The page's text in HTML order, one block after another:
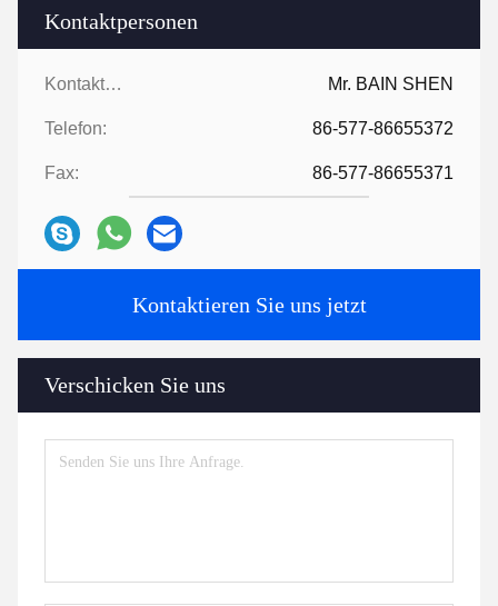
Kontaktpersonen
Kontaktpersonen: Mr. BAIN SHEN
Telefon: 86-577-86655372
Fax: 86-577-86655371
Kontaktieren Sie uns jetzt
Verschicken Sie uns